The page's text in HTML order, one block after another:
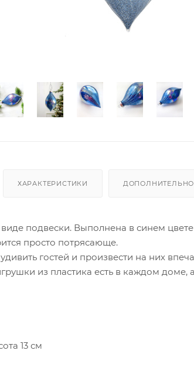
ХАРАКТЕРИСТИКИ ДОПОЛНИТЕЛЬНО
подвески. Выполнена в синем
просто потрясающе.
гостей и произвести на них
из пластика есть в каждом доме,
13 см